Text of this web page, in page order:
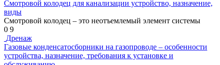
Смотровой колодец для канализации устройство, назначение,
виды
Смотровой колодец – это неотъемлемый элемент системы
0 9
Дренаж
Газовые конденсатосборники на газопроводе – особенности
устройства, назначение, требования к установке и